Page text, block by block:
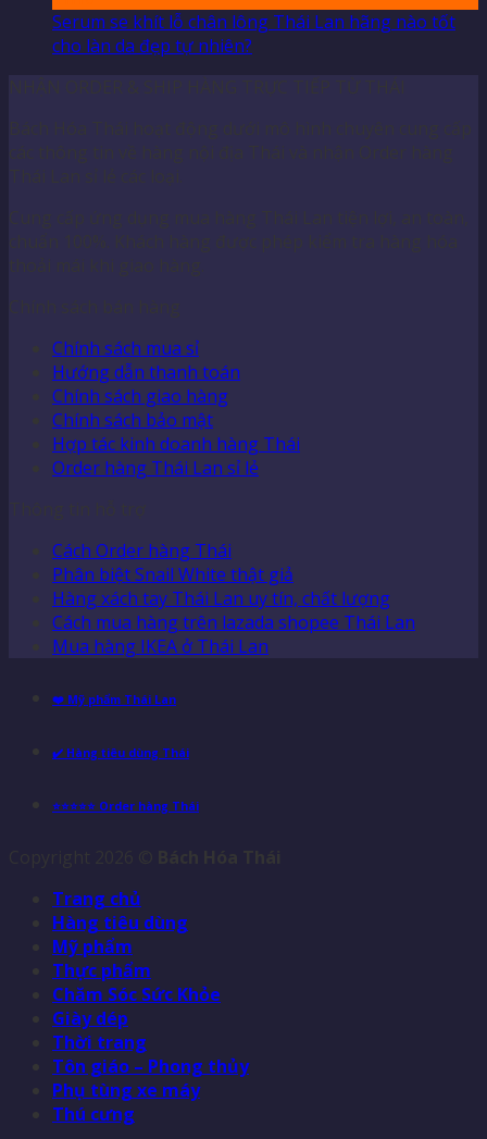
Serum se khít lỗ chân lông Thái Lan hãng nào tốt
cho làn da đẹp tự nhiên?
NHẬN ORDER & SHIP HÀNG TRỰC TIẾP TỪ THÁI
Bách Hóa Thái hoạt động dưới mô hình chuyên cung cấp
các thông tin về hàng nội địa Thái và nhận Order hàng
Thái Lan sỉ lẻ các loại.
Cung cấp ứng dụng mua hàng Thái Lan tiện lợi, an toàn,
chuẩn 100%. Khách hàng được phép kiểm tra hàng hóa
thoải mái khi giao hàng.
Chính sách bán hàng
Chính sách mua sỉ
Hướng dẫn thanh toán
Chính sách giao hàng
Chính sách bảo mật
Hợp tác kinh doanh hàng Thái
Order hàng Thái Lan sỉ lẻ
Thông tin hỗ trợ
Cách Order hàng Thái
Phân biệt Snail White thật giả
Hàng xách tay Thái Lan uy tín, chất lượng
Cách mua hàng trên lazada shopee Thái Lan
Mua hàng IKEA ở Thái Lan
❤️ Mỹ phẩm Thái Lan
✔️ Hàng tiêu dùng Thái
⭐⭐⭐⭐⭐ Order hàng Thái
Trang chủ
Hàng tiêu dùng
Mỹ phẩm
Thực phẩm
Chăm Sóc Sức Khỏe
Giày dép
Thời trang
Tôn giáo – Phong thủy
Phụ tùng xe máy
Thú cưng